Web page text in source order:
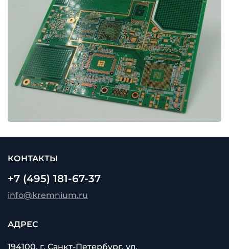
КОНТАКТЫ
+7 (495) 181-67-37
info@kremnium.ru
АДРЕС
194100, г. Санкт-Петербург, ул.